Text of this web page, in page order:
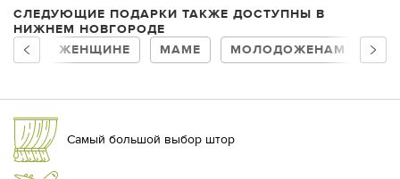
СЛЕДУЮЩИЕ ПОДАРКИ ТАКЖЕ ДОСТУПНЫ В
НИЖНЕМ НОВГОРОДЕ
ЖЕНЩИНЕ
МАМЕ МОЛОДОЖЕНАМ
Самый большой выбор штор